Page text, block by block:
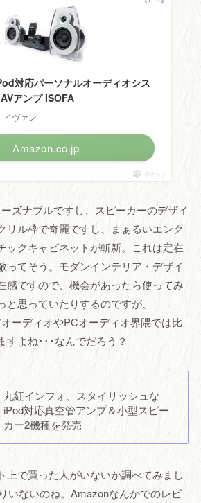
対応パーソナルオーディオシス
アンプ ISOFA
イヴァン
Amazon.co.jp
ポチップ
ズナブルですし、スピーカーのデザイ
リル枠で奇麗ですし、まぁるいエンク
ックキャビネットが斬新。これは定在
ってそう。モダンインテリア・デザイ
感ですので、機会があったら使ってみ
思っていたりするのですが、
ーディオやPCオーディオ界隈では比
すよね･･･なんでだろう？
丸紅インフォ、スタイリッシュな
iPod対応真空管アンプ＆小型スピー
カー2機種を発売
上で買った人がいないか調べてみまし
いないのね。Amazonなんかでのレビ